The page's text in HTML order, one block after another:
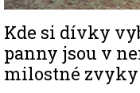
Kde si dívky
panny jsou v
milostné zvyky